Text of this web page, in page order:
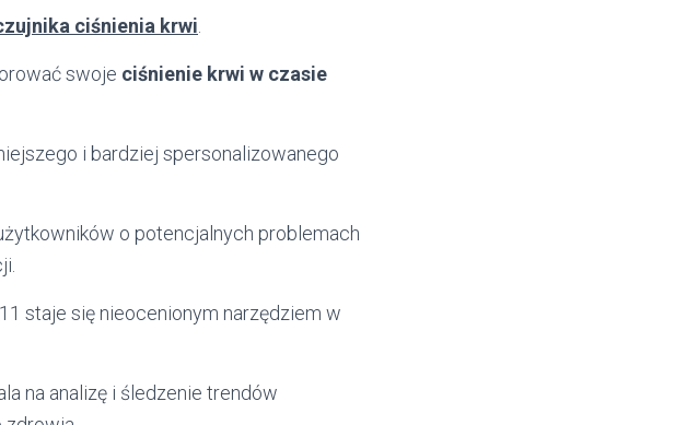
ciśnienia krwi
swoje ciśnienie krwi w czasie
i bardziej spersonalizowanego
o potencjalnych problemach
staje się nieocenionym narzędziem w
na analizę i śledzenie trendów